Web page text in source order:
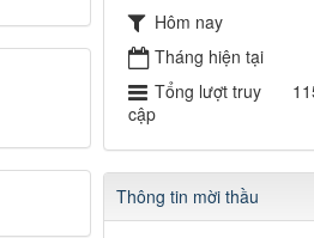
Hôm nay
Tháng hiện tại
Tổng lượt truy
cập
Thông tin mời thầu